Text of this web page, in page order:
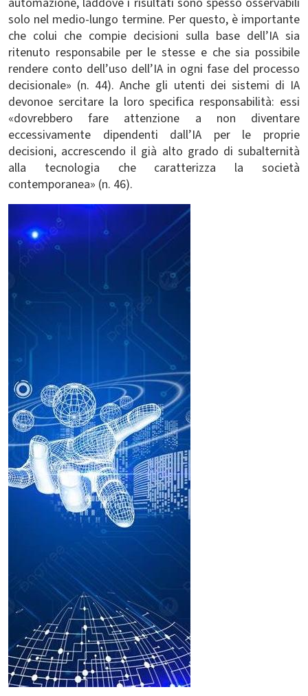
solo nel medio-lungo termine. Per questo, è importante
che colui che compie decisioni sulla base dell’IA sia
ritenuto responsabile per le stesse e che sia possibile
rendere conto dell’uso dell’IA in ogni fase del processo
decisionale» (n. 44). Anche gli utenti dei sistemi di IA
devonoe sercitare la loro specifica responsabilità: essi
«dovrebbero fare attenzione a non diventare
eccessivamente dipendenti dall’IA per le proprie
decisioni, accrescendo il già alto grado di subalternità
alla tecnologia che caratterizza la società
contemporanea» (n. 46).
Immagine